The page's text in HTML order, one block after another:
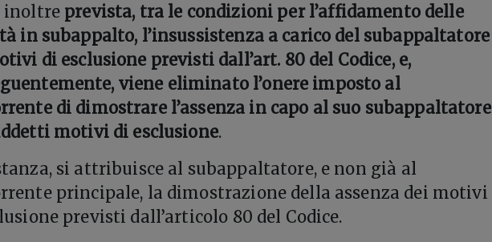
inoltre prevista, tra le condizioni per l’affidamento delle
in subappalto, l’insussistenza a carico del subappaltatore
di esclusione previsti dall’art. 80 del Codice, e,
viene eliminato l’onere imposto al
di dimostrare l’assenza in capo al suo subappaltatore
motivi di esclusione.
si attribuisce al subappaltatore, e non già al
principale, la dimostrazione della assenza dei motivi
previsti dall’articolo 80 del Codice.